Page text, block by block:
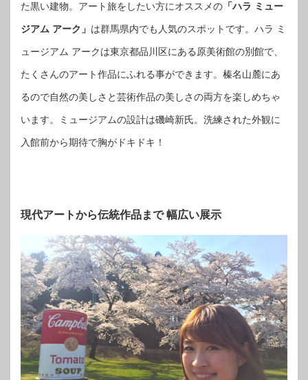
た黒い建物。アート旅をしたい方にオススメの 「ハラ ミュー
ジアム アーク」 は群馬県内でも人気のスポットです。ハラ ミ
ュージアム アークは東京都品川区にある原美術館の別館で、
たくさんのアート作品にふれる事ができます。榛名山麓にあ
るので自然の美しさと芸術作品の美しさの両方を楽しめちゃ
います。ミュージアムの設計は磯崎新氏。洗練された外観に
入館前から期待で胸がドキドキ！
現代アートから伝統作品まで 幅広い展示